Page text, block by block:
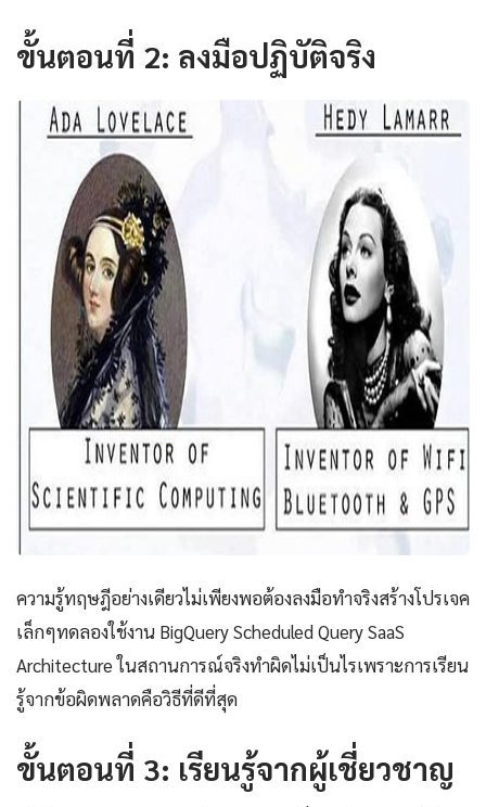
ขั้นตอนที่ 2: ลงมือปฏิบัติจริง
ความรู้ทฤษฎีอย่างเดียวไม่เพียงพอต้องลงมือทำจริงสร้างโปรเจค
เล็กๆทดลองใช้งาน BigQuery Scheduled Query SaaS
Architecture ในสถานการณ์จริงทำผิดไม่เป็นไรเพราะการเรียน
รู้จากข้อผิดพลาดคือวิธีที่ดีที่สุด
ขั้นตอนที่ 3: เรียนรู้จากผู้เชี่ยวชาญ